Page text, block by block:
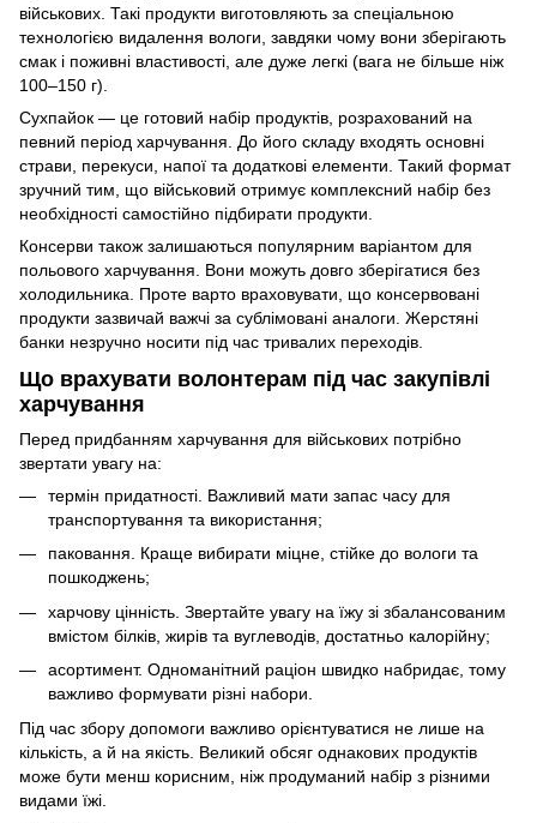
військових. Такі продукти виготовляють за спеціальною
технологією видалення вологи, завдяки чому вони зберігають
смак і поживні властивості, але дуже легкі (вага не більше ніж
100–150 г).
Сухпайок — це готовий набір продуктів, розрахований на
певний період харчування. До його складу входять основні
страви, перекуси, напої та додаткові елементи. Такий формат
зручний тим, що військовий отримує комплексний набір без
необхідності самостійно підбирати продукти.
Консерви також залишаються популярним варіантом для
польового харчування. Вони можуть довго зберігатися без
холодильника. Проте варто враховувати, що консервовані
продукти зазвичай важчі за сублімовані аналоги. Жерстяні
банки незручно носити під час тривалих переходів.
Що врахувати волонтерам під час закупівлі
харчування
Перед придбанням харчування для військових потрібно
звертати увагу на:
термін придатності. Важливий мати запас часу для
транспортування та використання;
паковання. Краще вибирати міцне, стійке до вологи та
пошкоджень;
харчову цінність. Звертайте увагу на їжу зі збалансованим
вмістом білків, жирів та вуглеводів, достатньо калорійну;
асортимент. Одноманітний раціон швидко набридає, тому
важливо формувати різні набори.
Під час збору допомоги важливо орієнтуватися не лише на
кількість, а й на якість. Великий обсяг однакових продуктів
може бути менш корисним, ніж продуманий набір з різними
видами їжі.